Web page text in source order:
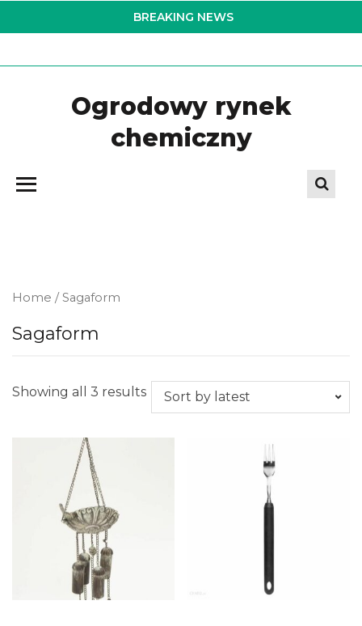
to
BREAKING NEWS
Ogrodowy rynek
chemiczny
Home / Sagaform
Sagaform
Showing all 3 results